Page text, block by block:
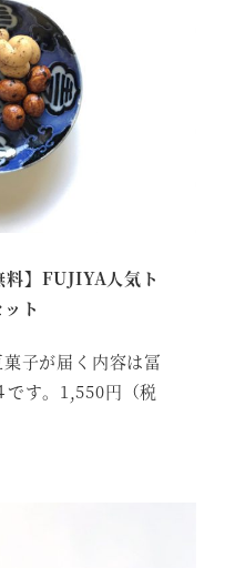
料】FUJIYA人気ト
ト
子が届く内容は冨
です。1,550円（税